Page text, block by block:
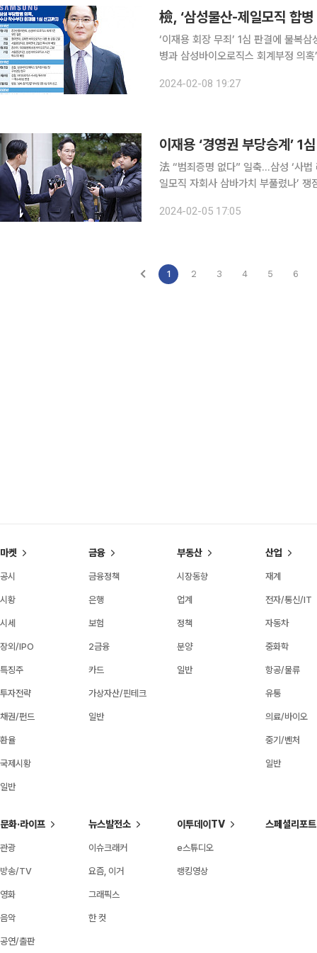
檢, ‘삼성물산-제일모직 합
‘이재용 회장 무죄’ 1심 판결에 불복삼성-검찰 간 법
병과 삼성바이오로직스 회계부정 의
목적과 경위, 회계 부정과 부정거래
2024-02-08 19:27
이재용 ‘경영권 부당승계’
法 “범죄증명 없다” 일축…삼성 ‘사법
일모직 자회사 삼바가치 부풀렸나’ 쟁
지배력 강화‧승계 목적 단정 못해경
2024-02-05 17:05
1 2 3 4 5 6
마켓
공시
시황
시세
장외/IPO
특징주
투자전략
채권/펀드
환율
국제시황
일반
금융
금융정책
은행
보험
2금융
카드
가상자산/핀테크
일반
부동산
시장동향
업계
정책
분양
일반
산업
재계
전자/통신/IT
자동차
중화학
항공/물류
유통
의료/바이오
중기/벤처
일반
문화·라이프
관광
방송/TV
영화
음악
공연/출판
뉴스발전소
이슈크래커
요즘, 이거
그래픽스
한 컷
이투데이TV
e스튜디오
랭킹영상
스페셜리포트